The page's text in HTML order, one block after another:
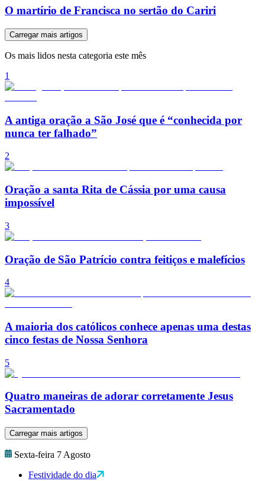
O martírio de Francisca no sertão do Cariri
Carregar mais artigos
Os mais lidos nesta categoria este mês
1
A antiga oração a São José que é “conhecida por
nunca ter falhado”
2
Oração a santa Rita de Cássia por uma causa
impossível
3
Oração de São Patrício contra feitiços e malefícios
4
A maioria dos católicos conhece apenas uma destas
cinco festas de Nossa Senhora
5
Quatro maneiras de adorar corretamente Jesus
Sacramentado
Carregar mais artigos
Sexta-feira 7 Agosto
Festividade do dia